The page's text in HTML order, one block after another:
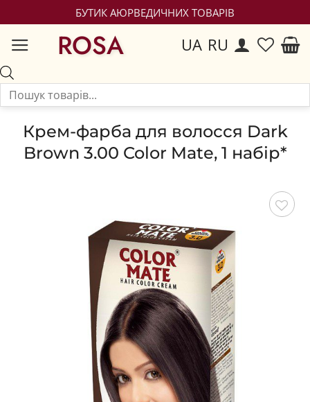
БУТИК АЮРВЕДИЧНИХ ТОВАРІВ
ROSA UA RU
Крем-фарба для волосся Dark
Brown 3.00 Color Mate, 1 набір*